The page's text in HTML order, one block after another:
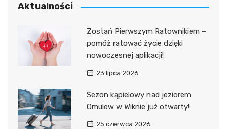
Aktualności
Zostań Pierwszym Ratownikiem –
pomóż ratować życie dzięki
nowoczesnej aplikacji!
23 lipca 2026
Sezon kąpielowy nad jeziorem
Omulew w Wiknie już otwarty!
25 czerwca 2026